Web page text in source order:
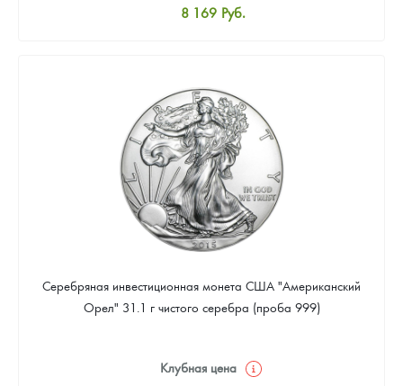
8 169 Руб.
Цена выкупа
Звоните
Серебряная инвестиционная монета США "Американский
Орел" 31.1 г чистого серебра (проба 999)
Клубная цена